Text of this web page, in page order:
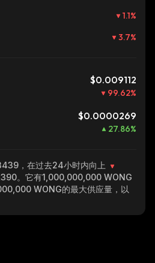
1.1%
3.7%
$0.009112
99.62%
$0.0000269
27.86%
，在过去24小时内向上
。它有1,000,000,000 WONG
WONG的最大供应量，以